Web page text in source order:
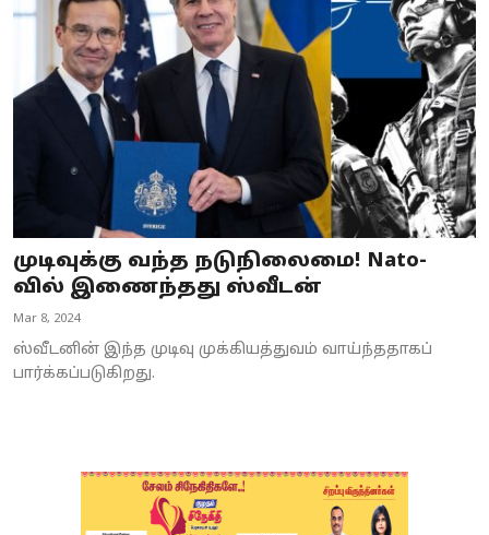
முடிவுக்கு வந்த நடுநிலைமை! Nato-
வில் இணைந்தது ஸ்வீடன்
Mar 8, 2024
ஸ்வீடனின் இந்த முடிவு முக்கியத்துவம் வாய்ந்ததாகப்
பார்க்கப்படுகிறது.